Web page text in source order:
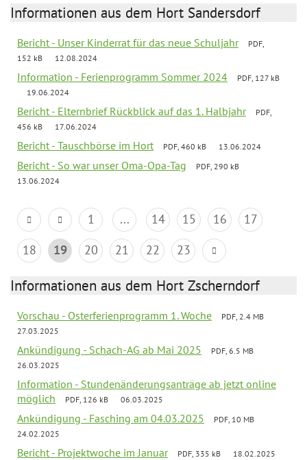
Informationen aus dem Hort Sandersdorf
Bericht - Unser Kinderrat für das neue Schuljahr
PDF,
152 kB
12.08.2024
Information - Ferienprogramm Sommer 2024
PDF, 127 kB
19.06.2024
Bericht - Elternbrief Rückblick auf das 1. Halbjahr
PDF,
456 kB
17.06.2024
Bericht - Tauschbörse im Hort PDF, 460 kB 13.06.2024
Bericht - So war unser Oma-Opa-Tag
PDF, 290 kB
13.06.2024
1 ... 14 15 16
17
18
19 20 21 22 23
Informationen aus dem Hort Zscherndorf
Vorschau - Osterferienprogramm 1. Woche
PDF, 2.4 MB
27.03.2025
Ankündigung - Schach-AG ab Mai 2025
PDF, 6.5 MB
26.03.2025
Information - Stundenänderungsanträge ab jetzt online
möglich
PDF, 126 kB 06.03.2025
Ankündigung - Fasching am 04.03.2025
PDF, 10 MB
24.02.2025
Bericht - Projektwoche im Januar PDF, 335 kB 18.02.2025